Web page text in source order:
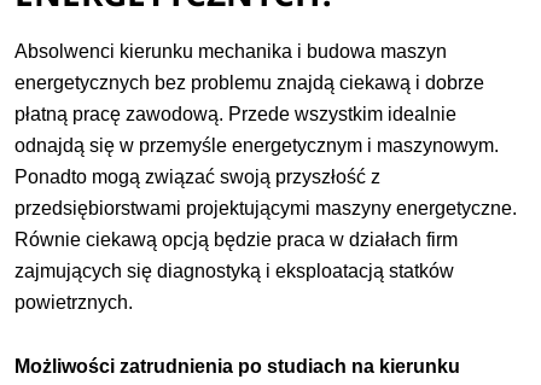
Absolwenci kierunku mechanika i budowa maszyn
energetycznych bez problemu znajdą ciekawą i dobrze
płatną pracę zawodową. Przede wszystkim idealnie
odnajdą się w przemyśle energetycznym i maszynowym.
Ponadto mogą związać swoją przyszłość z
przedsiębiorstwami projektującymi maszyny energetyczne.
Równie ciekawą opcją będzie praca w działach firm
zajmujących się diagnostyką i eksploatacją statków
powietrznych.
Możliwości zatrudnienia po studiach na kierunku